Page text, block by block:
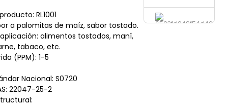
RL1001
a palomitas de maíz, sabor tostado.
alimentos tostados, maní,
tabaco, etc.
(PPM): 1-5
Nacional: S0720
22047-25-2